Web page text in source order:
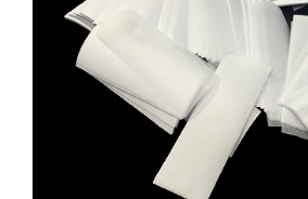
Liquidations
Nous joindre